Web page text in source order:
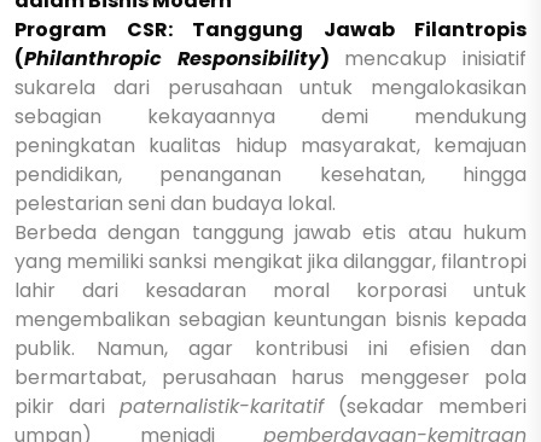
Program CSR: Tanggung Jawab Filantropis
(Philanthropic Responsibility) mencakup inisiatif
sukarela dari perusahaan untuk mengalokasikan
sebagian kekayaannya demi mendukung
peningkatan kualitas hidup masyarakat, kemajuan
pendidikan, penanganan kesehatan, hingga
pelestarian seni dan budaya lokal.
Berbeda dengan tanggung jawab etis atau hukum
yang memiliki sanksi mengikat jika dilanggar, filantropi
lahir dari kesadaran moral korporasi untuk
mengembalikan sebagian keuntungan bisnis kepada
publik. Namun, agar kontribusi ini efisien dan
bermartabat, perusahaan harus menggeser pola
pikir dari paternalistik-karitatif(sekadar memberi
umpan) menjadi pemberdayaan-kemitraan